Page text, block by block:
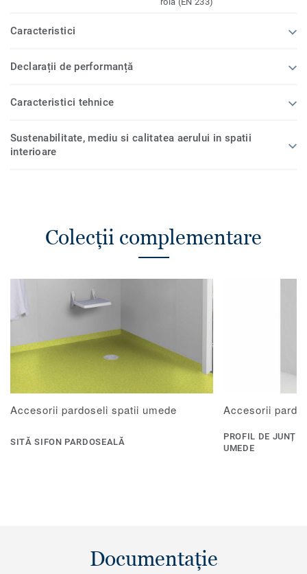
Caracteristici
Declarații de performanță
Caracteristici tehnice
Sustenabilitate, mediu si calitatea aerului in spatii
interioare
Colecții complementare
Accesorii pardoseli spatii umede
SITĂ SIFON PARDOSEALĂ
Accesorii
PROFIL DE
UMEDE
Documentație